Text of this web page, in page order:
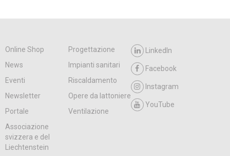
Online Shop
Progettazione
News
Impianti sanitari
Eventi
Riscaldamento
Newsletter
Opere da lattoniere
Portale
Ventilazione
LinkedIn
Facebook
Instagram
YouTube
Associazione
svizzera e del
Liechtenstein